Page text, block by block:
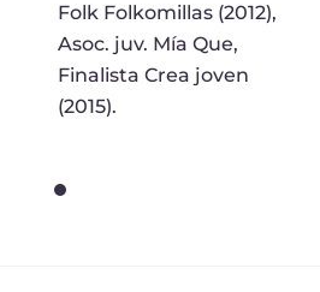
Folk Folkomillas (2012),
Asoc. juv. Mía Que,
Finalista Crea joven
(2015).